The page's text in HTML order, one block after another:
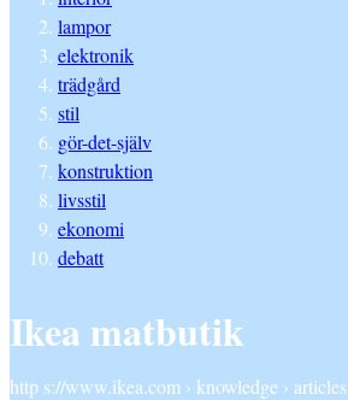
lampor
elektronik
trädgård
stil
gör-det-själv
konstruktion
livsstil
ekonomi
debatt
Ikea matbutik
http s://www.ikea.com › knowledge › articles